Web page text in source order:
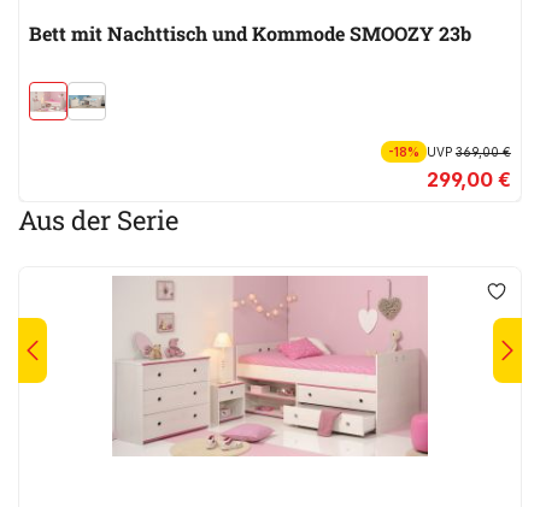
Bett mit Nachttisch und Kommode SMOOZY 23b
-18% UVP369,00 €
299,00 €
Aus der Serie